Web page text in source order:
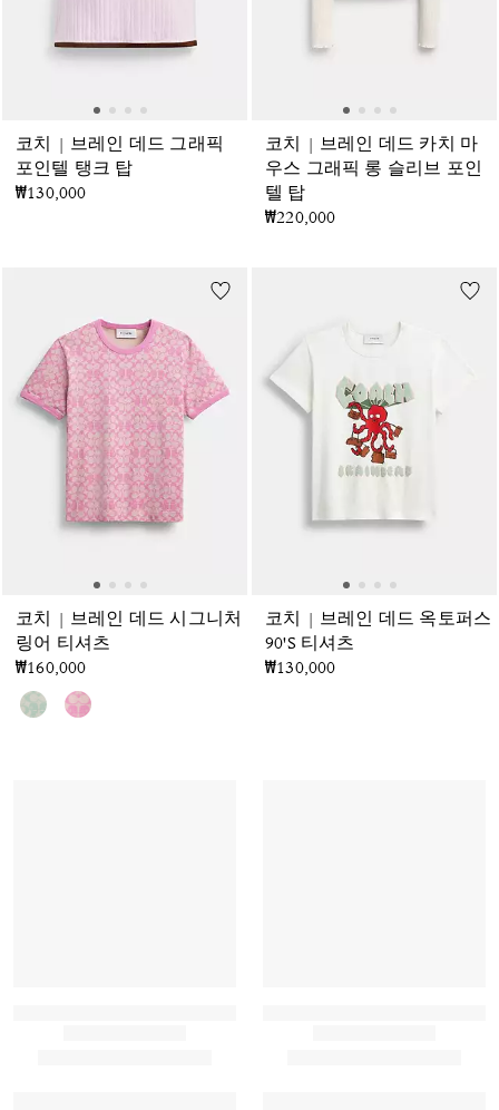
코치 | 브레인 데드 그래픽
포인텔 탱크 탑
₩130,000
코치 | 브레인 데드 카치 마
우스 그래픽 롱 슬리브 포인
텔 탑
₩220,000
코치 | 브레인 데드 시그니처
링어 티셔츠
₩160,000
코치 | 브레인 데드 옥토퍼스
90'S 티셔츠
₩130,000